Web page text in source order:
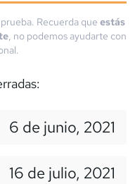
Recuerda que estás
, no podemos ayudarte con
6 de junio, 2021
16 de julio, 2021